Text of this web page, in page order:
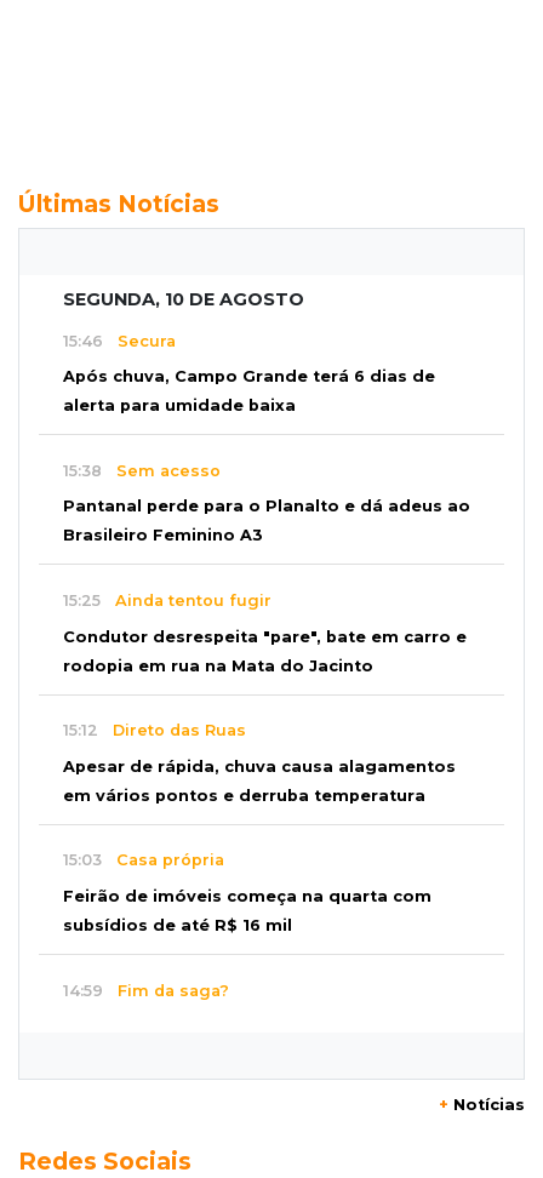
Últimas Notícias
SEGUNDA, 10 DE AGOSTO
15:46 Secura
Após chuva, Campo Grande terá 6 dias de
alerta para umidade baixa
15:38 Sem acesso
Pantanal perde para o Planalto e dá adeus ao
Brasileiro Feminino A3
15:25 Ainda tentou fugir
Condutor desrespeita "pare", bate em carro e
rodopia em rua na Mata do Jacinto
15:12 Direto das Ruas
Apesar de rápida, chuva causa alagamentos
em vários pontos e derruba temperatura
15:03 Casa própria
Feirão de imóveis começa na quarta com
subsídios de até R$ 16 mil
14:59 Fim da saga?
Chikungunya mata mais uma pessoa e MS
+ Notícias
Redes Sociais